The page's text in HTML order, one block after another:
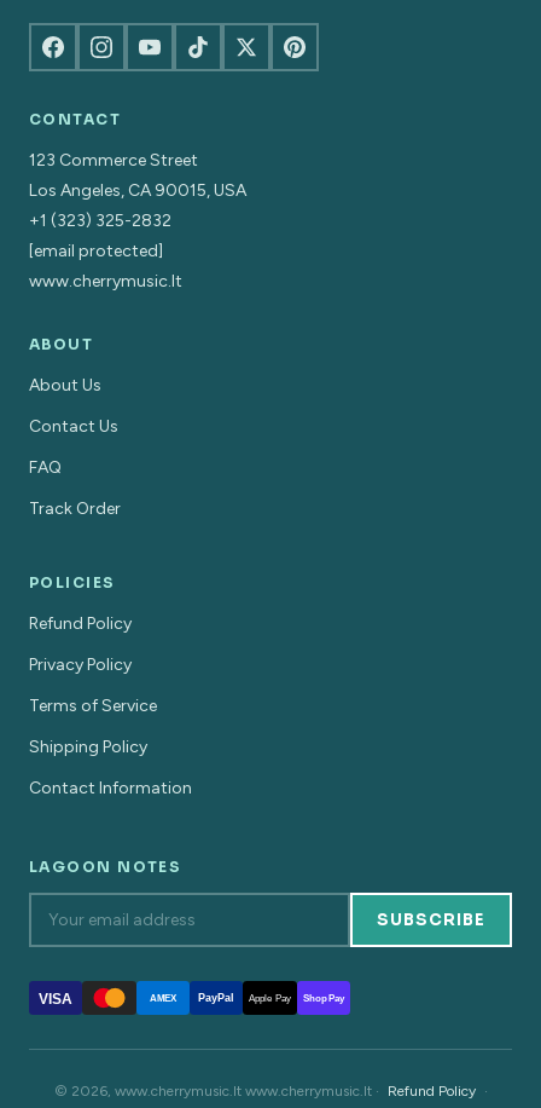
CONTACT
123 Commerce Street
Los Angeles, CA 90015, USA
+1 (323) 325-2832
[email protected]
www.cherrymusic.lt
ABOUT
About Us
Contact Us
FAQ
Track Order
POLICIES
Refund Policy
Privacy Policy
Terms of Service
Shipping Policy
Contact Information
LAGOON NOTES
SUBSCRIBE
VISA AMEX PayPal Apple Pay Shop Pay
© 2026, www.cherrymusic.lt www.cherrymusic.lt · Refund Policy ·